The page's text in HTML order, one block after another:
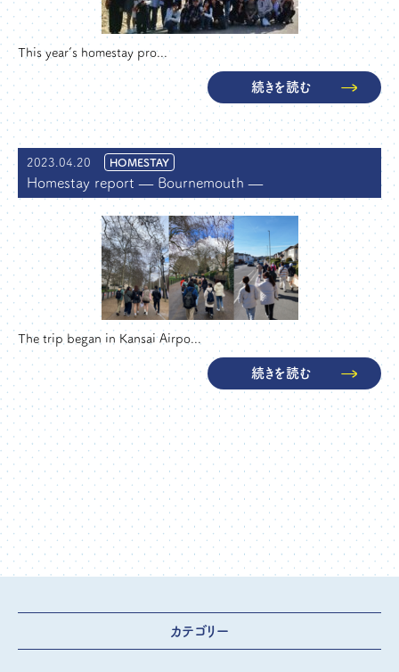
This year’s homestay pro...
続きを読む
2023.04.20 HOMESTAY
Homestay report — Bournemouth —
The trip began in Kansai Airpo...
続きを読む
カテゴリー